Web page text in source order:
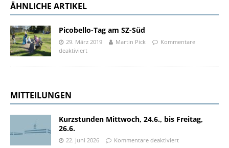
ÄHNLICHE ARTIKEL
Picobello-Tag am SZ-Süd
29. März 2019 Martin Pick
Kommentare
deaktiviert
MITTEILUNGEN
Kurzstunden Mittwoch, 24.6., bis Freitag,
26.6.
22. Juni 2026 Kommentare deaktiviert